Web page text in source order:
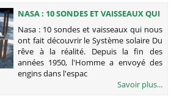
NASA : 10 SONDES ET VAISSEAUX QUI
NOUS ONT FAIT DÉCOUVRIR LE
SYSTÈME SOLAIRE
Nasa : 10 sondes et vaisseaux qui nous
ont fait découvrir le Système solaire Du
rêve à la réalité. Depuis la fin des
années 1950, l'Homme a envoyé des
engins dans l'espac
Savoir plus...